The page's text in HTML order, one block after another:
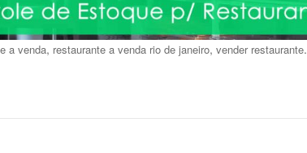
a venda, restaurante a venda rio de janeiro, vender restaurante.